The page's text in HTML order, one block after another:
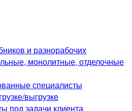
и разнорабочих
монолитные, отделочные
специалисты
выгрузке
под задачи клиента